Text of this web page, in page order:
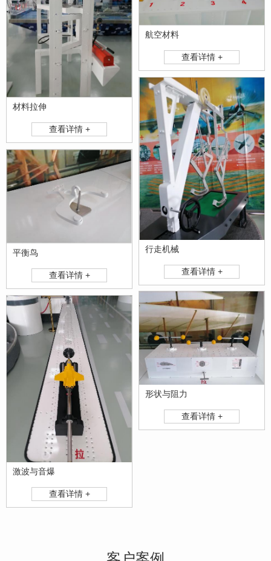
材料拉伸
查看详情 +
航空材料
查看详情 +
行走机械
查看详情 +
平衡鸟
查看详情 +
形状与阻力
查看详情 +
激波与音爆
查看详情 +